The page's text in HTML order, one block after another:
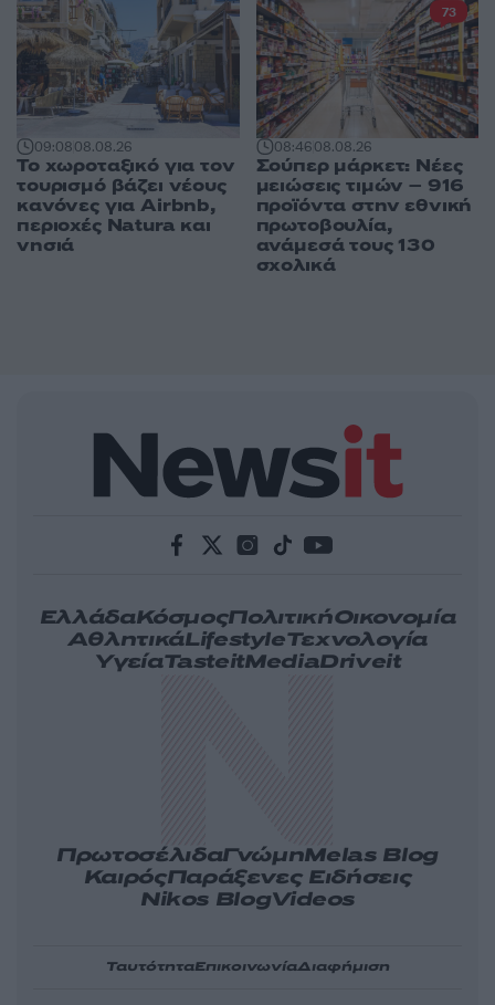
09:0808.08.26
Το χωροταξικό για τον
τουρισμό βάζει νέους
κανόνες για Airbnb,
περιοχές Natura και
νησιά
08:4608.08.26
Σούπερ μάρκετ: Νέες
μειώσεις τιμών – 916
προϊόντα στην εθνική
πρωτοβουλία,
ανάμεσά τους 130
σχολικά
73
ΕλλάδαΚόσμοςΠολιτικήΟικονομία
ΑθλητικάLifestyleΤεχνολογία
ΥγείαTasteitMediaDriveit
ΠρωτοσέλιδαΓνώμηMelas Blog
ΚαιρόςΠαράξενες Ειδήσεις
Nikos BlogVideos
ΤαυτότηταΕπικοινωνίαΔιαφήμιση